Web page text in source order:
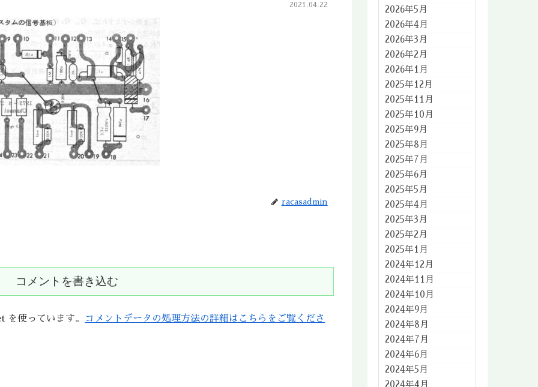
2021.04.22
racasadmin
コメントを書き込む
使っています。 コメントデータの処理方法の詳細はこちらをご覧くださ
2026年5月
2026年4月
2026年3月
2026年2月
2026年1月
2025年12月
2025年11月
2025年10月
2025年9月
2025年8月
2025年7月
2025年6月
2025年5月
2025年4月
2025年3月
2025年2月
2025年1月
2024年12月
2024年11月
2024年10月
2024年9月
2024年8月
2024年7月
2024年6月
2024年5月
2024年4月